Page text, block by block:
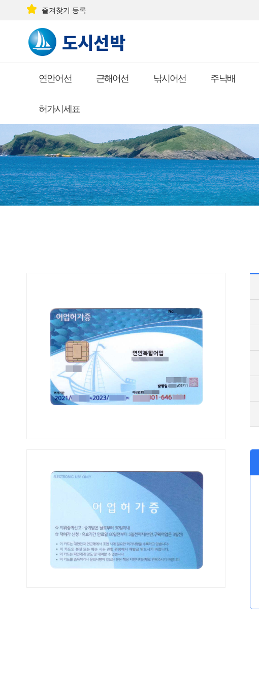
즐겨찾기 등록
연안어선 근해어선 낚시어선 주낙배
허가시세표